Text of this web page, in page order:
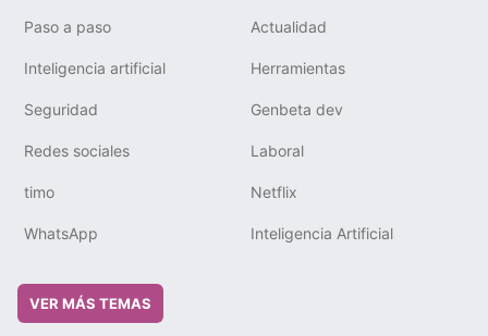
Paso a paso Actualidad
Inteligencia artificial Herramientas
Seguridad Genbeta dev
Redes sociales Laboral
timo Netflix
WhatsApp Inteligencia Artificial
VER MÁS TEMAS